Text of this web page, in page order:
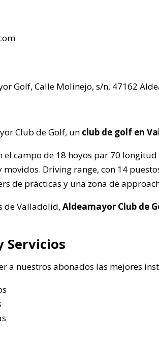
Golf, Calle Molinejo, s/n, 47162
Club de Golf, un club de golf en
campo de 18 hoyos par 70
movidos. Driving range, con 14
de prácticas y una zona de
de Valladolid, Aldeamayor Club de
Servicios
a nuestros abonados las mejores